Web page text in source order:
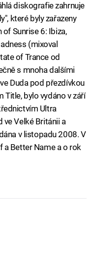
diskografie zahrnuje
které byly zařazeny
Sunrise 6: Ibiza,
(mixoval
of Trance od
s mnoha dalšími
Duda pod přezdívkou
Title, bylo vydáno v září
Ultra
ve Velké Británii a
v listopadu 2008. V
a Better Name a o rok